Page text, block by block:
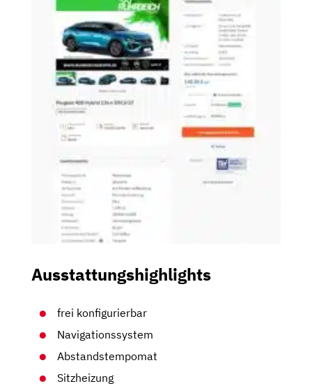
Ausstattungshighlights
frei konfigurierbar
Navigationssystem
Abstandstempomat
Sitzheizung